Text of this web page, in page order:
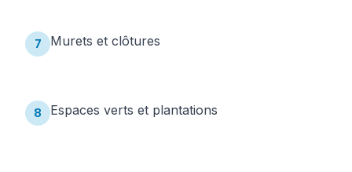
7 Murets et clôtures
8 Espaces verts et plantations